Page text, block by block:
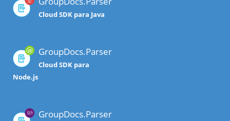
Cloud SDK para Java
GroupDocs.Parser
Cloud SDK para
Node.js
GroupDocs.Parser